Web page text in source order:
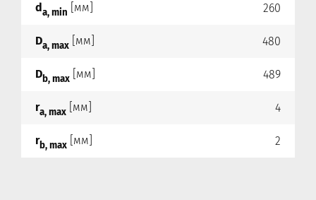
da, min [мм] 260
Da, max [мм] 480
Db, max [мм] 489
ra, max [мм] 4
rb, max [мм] 2